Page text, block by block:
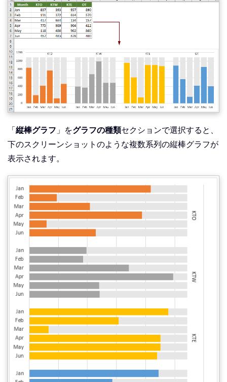
「縦棒グラフ 」をグラフの種類セクションで選択すると、
下のスクリーンショットのような複数系列の縦棒グラフが
表示されます。